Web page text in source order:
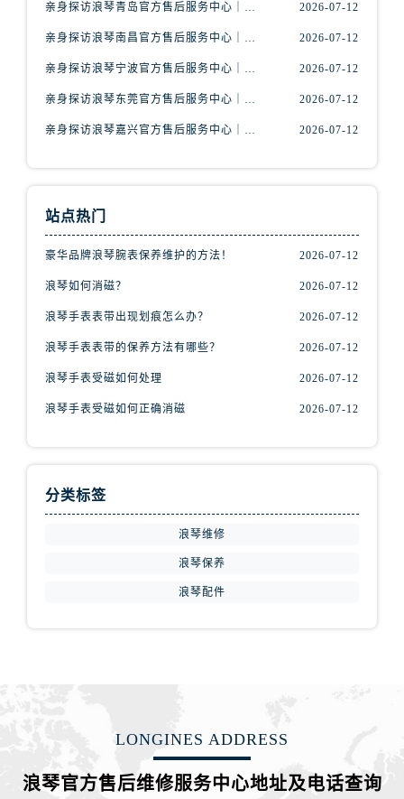
内蒙古自治区兴安盟市乌兰浩特市兴安大街浪琴售后服务中心（需提前预约）
山西省太原市迎泽区迎泽街道解放路15号亨得利名表维修授权店3楼浪琴售后服务中心（需提前预约）
安徽省宿州市埇桥区人民中路浪琴售后服务中心（需提前预约）
亲身探访浪琴青岛官方售后服务中心｜最新电话及地址（2026年7月最新） 2026-07-12
亲身探访浪琴南昌官方售后服务中心｜最新电话及地址（2026年7月最新） 2026-07-12
亲身探访浪琴宁波官方售后服务中心｜网点地址及售后热线（2026年7月最新） 2026-07-12
亲身探访浪琴东莞官方售后服务中心｜地址与联系电话（2026年7月最新） 2026-07-12
亲身探访浪琴嘉兴官方售后服务中心｜热线电话与网点地址（2026年7月最新） 2026-07-12
站点热门
豪华品牌浪琴腕表保养维护的方法！ 2026-07-12
浪琴如何消磁？ 2026-07-12
浪琴手表表带出现划痕怎么办？ 2026-07-12
浪琴手表表带的保养方法有哪些？ 2026-07-12
浪琴手表受磁如何处理 2026-07-12
浪琴手表受磁如何正确消磁 2026-07-12
分类标签
浪琴维修
浪琴保养
浪琴配件
LONGINES ADDRESS
浪琴官方售后维修服务中心地址及电话查询